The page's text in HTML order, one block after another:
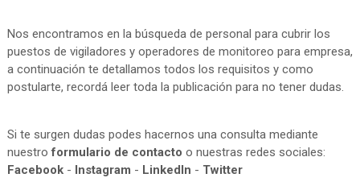
Nos encontramos en la búsqueda de personal para cubrir los
puestos de vigiladores y operadores de monitoreo para empresa,
a continuación te detallamos todos los requisitos y como
postularte, recordá leer toda la publicación para no tener dudas.
Si te surgen dudas podes hacernos una consulta mediante
nuestroformulario de contacto o nuestras redes sociales:
Facebook- Instagram - LinkedIn - Twitter